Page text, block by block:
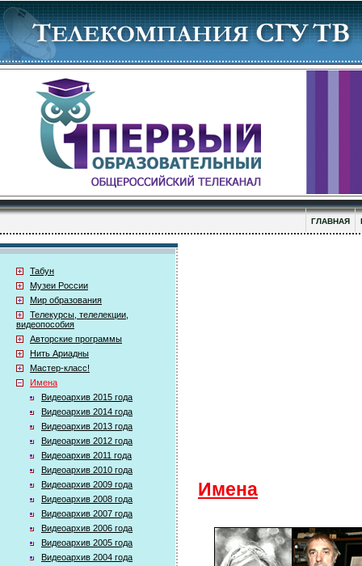
ГЛАВНАЯ
Табун
Музеи России
Мир образования
Телекурсы, телелекции,
видеопособия
Авторские программы
Нить Ариадны
Мастер-класс!
Имена
Видеоархив 2015 года
Видеоархив 2014 года
Видеоархив 2013 года
Видеоархив 2012 года
Видеоархив 2011 года
Видеоархив 2010 года
Видеоархив 2009 года
Видеоархив 2008 года
Видеоархив 2007 года
Видеоархив 2006 года
Видеоархив 2005 года
Видеоархив 2004 года
Имена